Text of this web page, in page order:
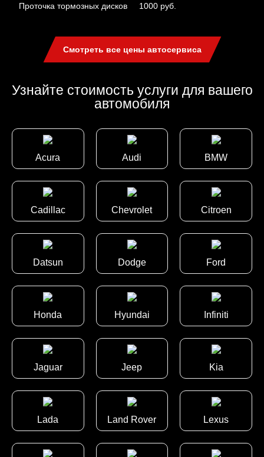
Проточка тормозных дисков 1000 руб.
Смотреть все цены автосервиса
Узнайте стоимость услуги для вашего
автомобиля
Acura Audi BMW
Cadillac Chevrolet Citroen
Datsun Dodge Ford
Honda Hyundai Infiniti
Jaguar Jeep Kia
Lada Land Rover Lexus